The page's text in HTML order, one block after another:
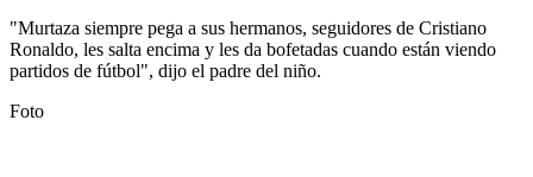
"Murtaza siempre pega a sus hermanos, seguidores de Cristiano
Ronaldo, les salta encima y les da bofetadas cuando están viendo
partidos de fútbol", dijo el padre del niño.
Foto